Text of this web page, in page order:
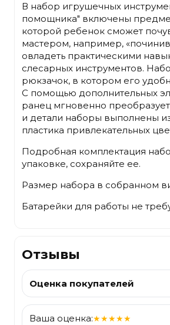
В набор игрушечных
помощника" включены
которой ребенок сможет
мастером, например,
овладеть практическими
слесарных инструментов.
рюкзачок, в котором его
С помощью дополнительных
ранец мгновенно
и детали наборы выполнены
пластика привлекательных
Подробная комплектация
упаковке, сохраняйте ее.
Размер набора в собранном
Батарейки для работы не
Отзывы
Оценка покупателей
Ваша оценка:★★★★★